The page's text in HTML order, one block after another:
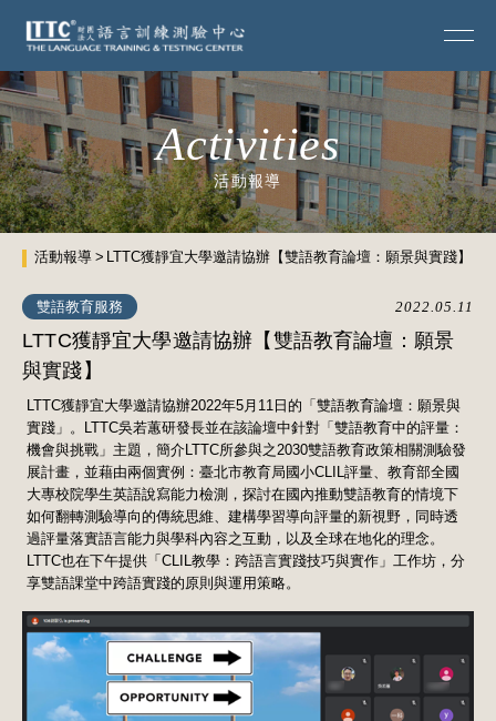
Activities
活動報導
活動報導 LTTC獲靜宜大學邀請協辦【雙語教育論壇：願景與實踐】
雙語教育服務 2022.05.11
LTTC獲靜宜大學邀請協辦【雙語教育論壇：願景
與實踐】
LTTC獲靜宜大學邀請協辦2022年5月11日的「雙語教育論壇：願景與
實踐」。LTTC吳若蕙研發長並在該論壇中針對「雙語教育中的評量：
機會與挑戰」主題，簡介LTTC所參與之2030雙語教育政策相關測驗發
展計畫，並藉由兩個實例：臺北市教育局國小CLIL評量、教育部全國
大專校院學生英語說寫能力檢測，探討在國內推動雙語教育的情境下
如何翻轉測驗導向的傳統思維、建構學習導向評量的新視野，同時透
過評量落實語言能力與學科內容之互動，以及全球在地化的理念。
LTTC也在下午提供「CLIL教學：跨語言實踐技巧與實作」工作坊，分
享雙語課堂中跨語實踐的原則與運用策略。